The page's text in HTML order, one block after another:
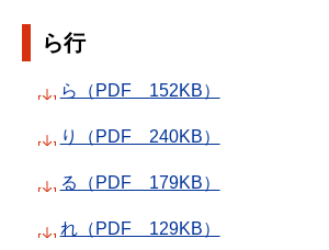
ら行
ら（PDF 152KB）
り（PDF 240KB）
る（PDF 179KB）
れ（PDF 129KB）